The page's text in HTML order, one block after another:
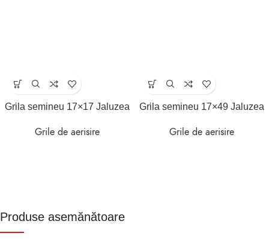
Grila semineu 17×17 Jaluzea
Grile de aerisire
Grila semineu 17×49 Jaluzea
Grile de aerisire
Produse asemănătoare